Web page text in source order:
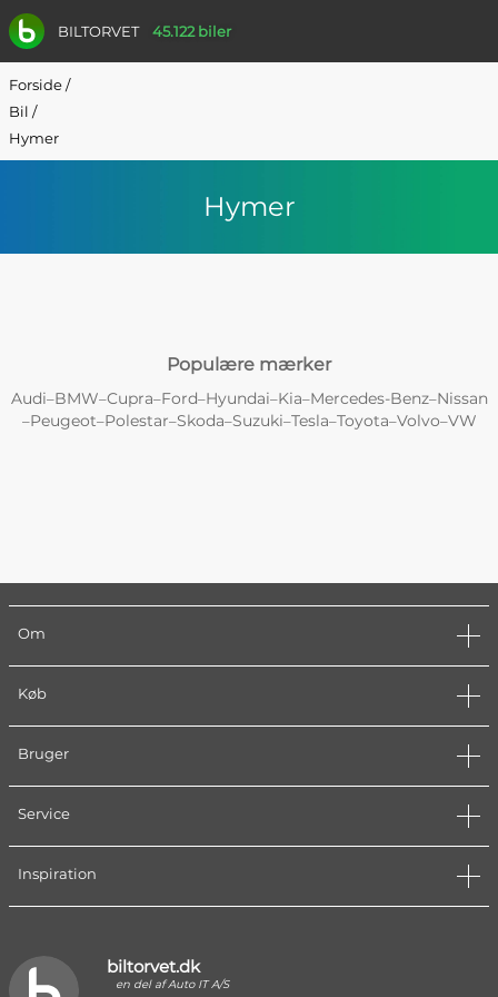
BILTORVET 45.122 biler
Forside/
Bil /
Hymer
Hymer
Populære mærker
Audi–BMW–Cupra–Ford–Hyundai–Kia–Mercedes-Benz–Nissan
–Peugeot–Polestar–Skoda–Suzuki–Tesla–Toyota–Volvo–VW
Om
Køb
Bruger
Service
Inspiration
biltorvet.dk
en del af Auto IT A/S